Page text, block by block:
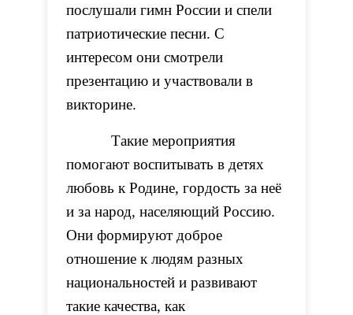
послушали гимн России и спели
патриотические песни. С
интересом они смотрели
презентацию и участвовали в
викторине.
Такие мероприятия
помогают воспитывать в детях
любовь к Родине, гордость за неё
и за народ, населяющий Россию.
Они формируют доброе
отношение к людям разных
национальностей и развивают
такие качества, как